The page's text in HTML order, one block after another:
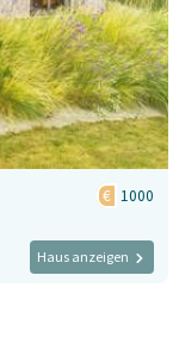
1000
Haus anzeigen